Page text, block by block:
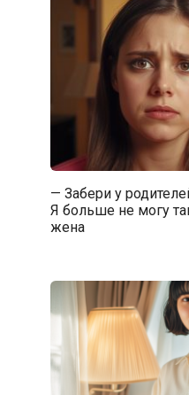
— Забери у
Я больше не могу
жена